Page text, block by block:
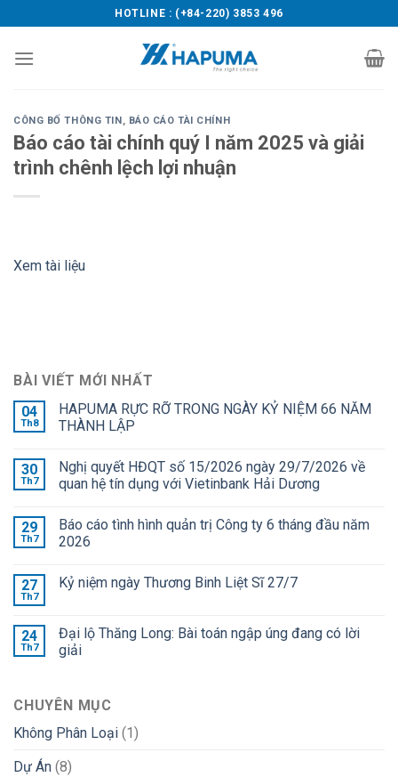
to
content
HOTLINE : (+84-220) 3853 496
CÔNG BỐ THÔNG TIN, BÁO CÁO TÀI CHÍNH
Báo cáo tài chính quý I năm 2025 và giải
trình chênh lệch lợi nhuận
Xem tài liệu
BÀI VIẾT MỚI NHẤT
04
Th8
HAPUMA RỰC RỠ TRONG NGÀY KỶ NIỆM 66 NĂM
THÀNH LẬP
30
Th7
Nghị quyết HĐQT số 15/2026 ngày 29/7/2026 về
quan hệ tín dụng với Vietinbank Hải Dương
29
Th7
Báo cáo tình hình quản trị Công ty 6 tháng đầu năm
2026
27
Th7
Kỷ niệm ngày Thương Binh Liệt Sĩ 27/7
24
Th7
Đại lộ Thăng Long: Bài toán ngập úng đang có lời
giải
CHUYÊN MỤC
Không Phân Loại (1)
Dự Án (8)